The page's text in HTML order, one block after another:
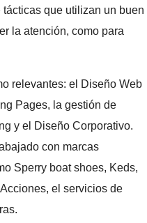
que utilizan un buen
la atención, como para
relevantes: el Diseño Web
Pages, la gestión de
y el Diseño Corporativo.
con marcas
Sperry boat shoes, Keds,
el servicios de